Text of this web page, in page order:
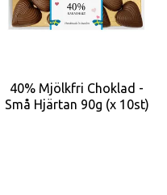
40% Mjölkfri Choklad -
Små Hjärtan 90g (x 10st)